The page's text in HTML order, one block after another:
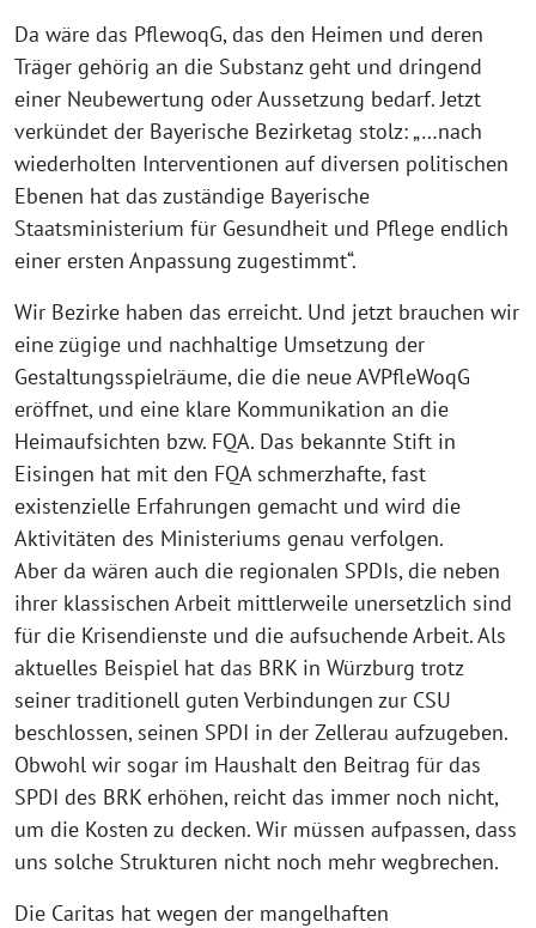
Da wäre das PflewoqG, das den Heimen und deren
Träger gehörig an die Substanz geht und dringend
einer Neubewertung oder Aussetzung bedarf. Jetzt
verkündet der Bayerische Bezirketag stolz: „…nach
wiederholten Interventionen auf diversen politischen
Ebenen hat das zuständige Bayerische
Staatsministerium für Gesundheit und Pflege endlich
einer ersten Anpassung zugestimmt“.
Wir Bezirke haben das erreicht. Und jetzt brauchen wir
eine zügige und nachhaltige Umsetzung der
Gestaltungsspielräume, die die neue AVPfleWoqG
eröffnet, und eine klare Kommunikation an die
Heimaufsichten bzw. FQA. Das bekannte Stift in
Eisingen hat mit den FQA schmerzhafte, fast
existenzielle Erfahrungen gemacht und wird die
Aktivitäten des Ministeriums genau verfolgen.
Aber da wären auch die regionalen SPDIs, die neben
ihrer klassischen Arbeit mittlerweile unersetzlich sind
für die Krisendienste und die aufsuchende Arbeit. Als
aktuelles Beispiel hat das BRK in Würzburg trotz
seiner traditionell guten Verbindungen zur CSU
beschlossen, seinen SPDI in der Zellerau aufzugeben.
Obwohl wir sogar im Haushalt den Beitrag für das
SPDI des BRK erhöhen, reicht das immer noch nicht,
um die Kosten zu decken. Wir müssen aufpassen, dass
uns solche Strukturen nicht noch mehr wegbrechen.
Die Caritas hat wegen der mangelhaften